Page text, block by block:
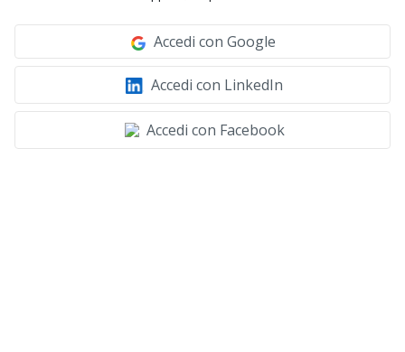
Accedi con Google
Accedi con LinkedIn
Accedi con Facebook